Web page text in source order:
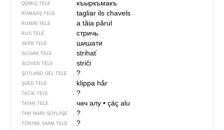
QOMIQ TELE къыркъмакъ
ROMANŞ TELE tagliar ils chavels
RUMIN TELE a tăia părul
RUS TELE стричь
SERB TELE шишати
SLOVAK TELE strihať
SLOVEN TELE striči
ŞOTLAND GEL TELE ?
ŞVED TELE klippa hår
TACIK TELE ?
TATAR TELE чәч алу• çäç alu
TAW MARI SÖYLÄŞE ?
TÖNYAK SAAM TELE ?